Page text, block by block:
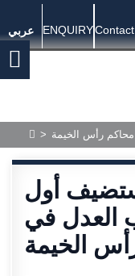
عربي ENQUIRY
> محاكم رأس الخيمة
أول
العدل في
الخيمة